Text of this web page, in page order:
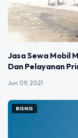
Jasa Sewa Mobil
Dan Pelayanan
Jun 09, 2021
BISNIS